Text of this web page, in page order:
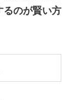
るのが賢い方